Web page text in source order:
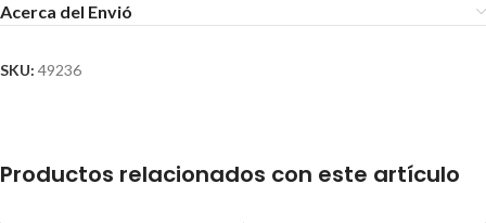
Acerca del Envió
SKU: 49236
Productos relacionados con este artículo